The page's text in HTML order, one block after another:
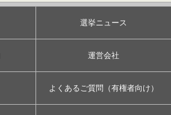
選挙ニュース
運営会社
よくあるご質問（有権者向け）